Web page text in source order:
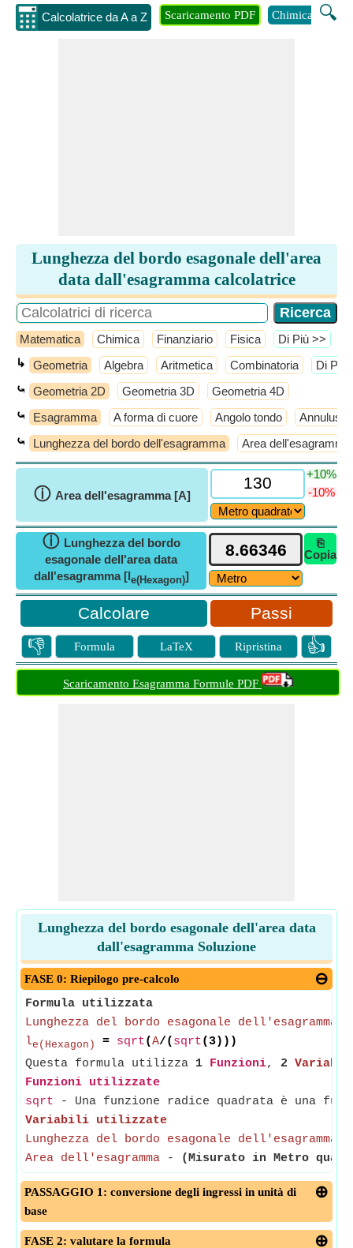
Calcolatrice da A a Z 🔍
Scaricamento PDF Chimica
Lunghezza del bordo esagonale dell'area
data dall'esagramma calcolatrice
Matematica Chimica Finanziario Fisica ​Di Più >>
↳ Geometria Algebra Aritmetica Combinatoria ​Di Più
⤿ Geometria 2D Geometria 3D Geometria 4D
⤿ Esagramma A forma di cuore Angolo tondo Annulus
⤿ Lunghezza del bordo dell'esagramma Area dell'esagramma
ⓘ Area dell'esagramma [A]
+10%
-10%
ⓘ Lunghezza del bordo
esagonale dell'area data
dall'esagramma [le(Hexagon)]
⎘
Copia
Passi
👎 Formula LaTeX Ripristina 👍
Scaricamento Esagramma Formule PDF
Lunghezza del bordo esagonale dell'area data
dall'esagramma Soluzione
FASE 0: Riepilogo pre-calcolo
Formula utilizzata
Lunghezza del bordo esagonale dell'esagramma
le(Hexagon) = sqrt(A/( sqrt(3)))
Questa formula utilizza 1 Funzioni, 2
Funzioni utilizzate
sqrt - Una funzione radice quadrata è una
Variabili utilizzate
Lunghezza del bordo esagonale dell'esagramma
Area dell'esagramma - (Misurato in Metro
PASSAGGIO 1: conversione degli ingressi in unità di
base
FASE 2: valutare la formula